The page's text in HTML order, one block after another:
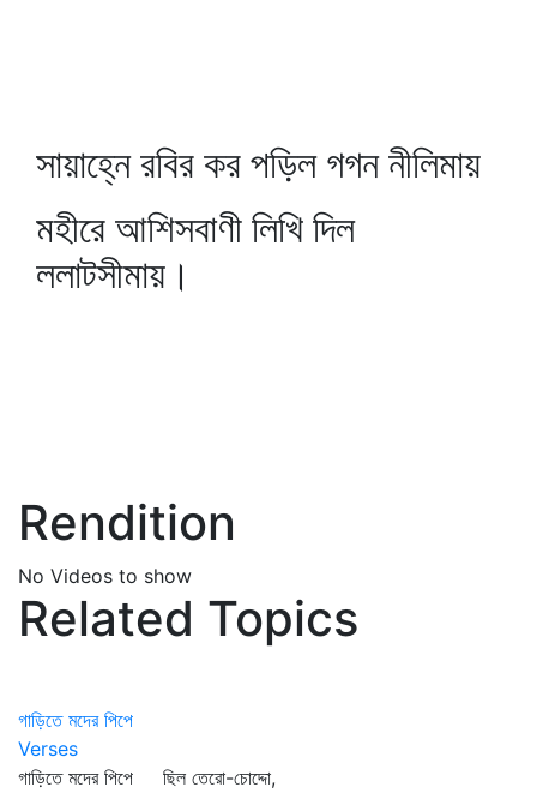
সায়াহ্নে রবির কর পড়িল গগন নীলিমায়
মহীরে আশিসবাণী লিখি দিল
ললাটসীমায়।
Rendition
No Videos to show
Related Topics
গাড়িতে মদের পিপে
Verses
গাড়িতে মদের পিপে ছিল তেরো-চোদ্দো,